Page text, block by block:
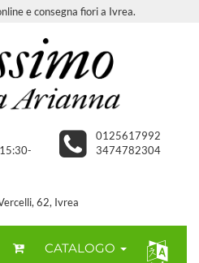
e consegna fiori a Ivrea.
0125617992
3474782304
62, Ivrea
CATALOGO